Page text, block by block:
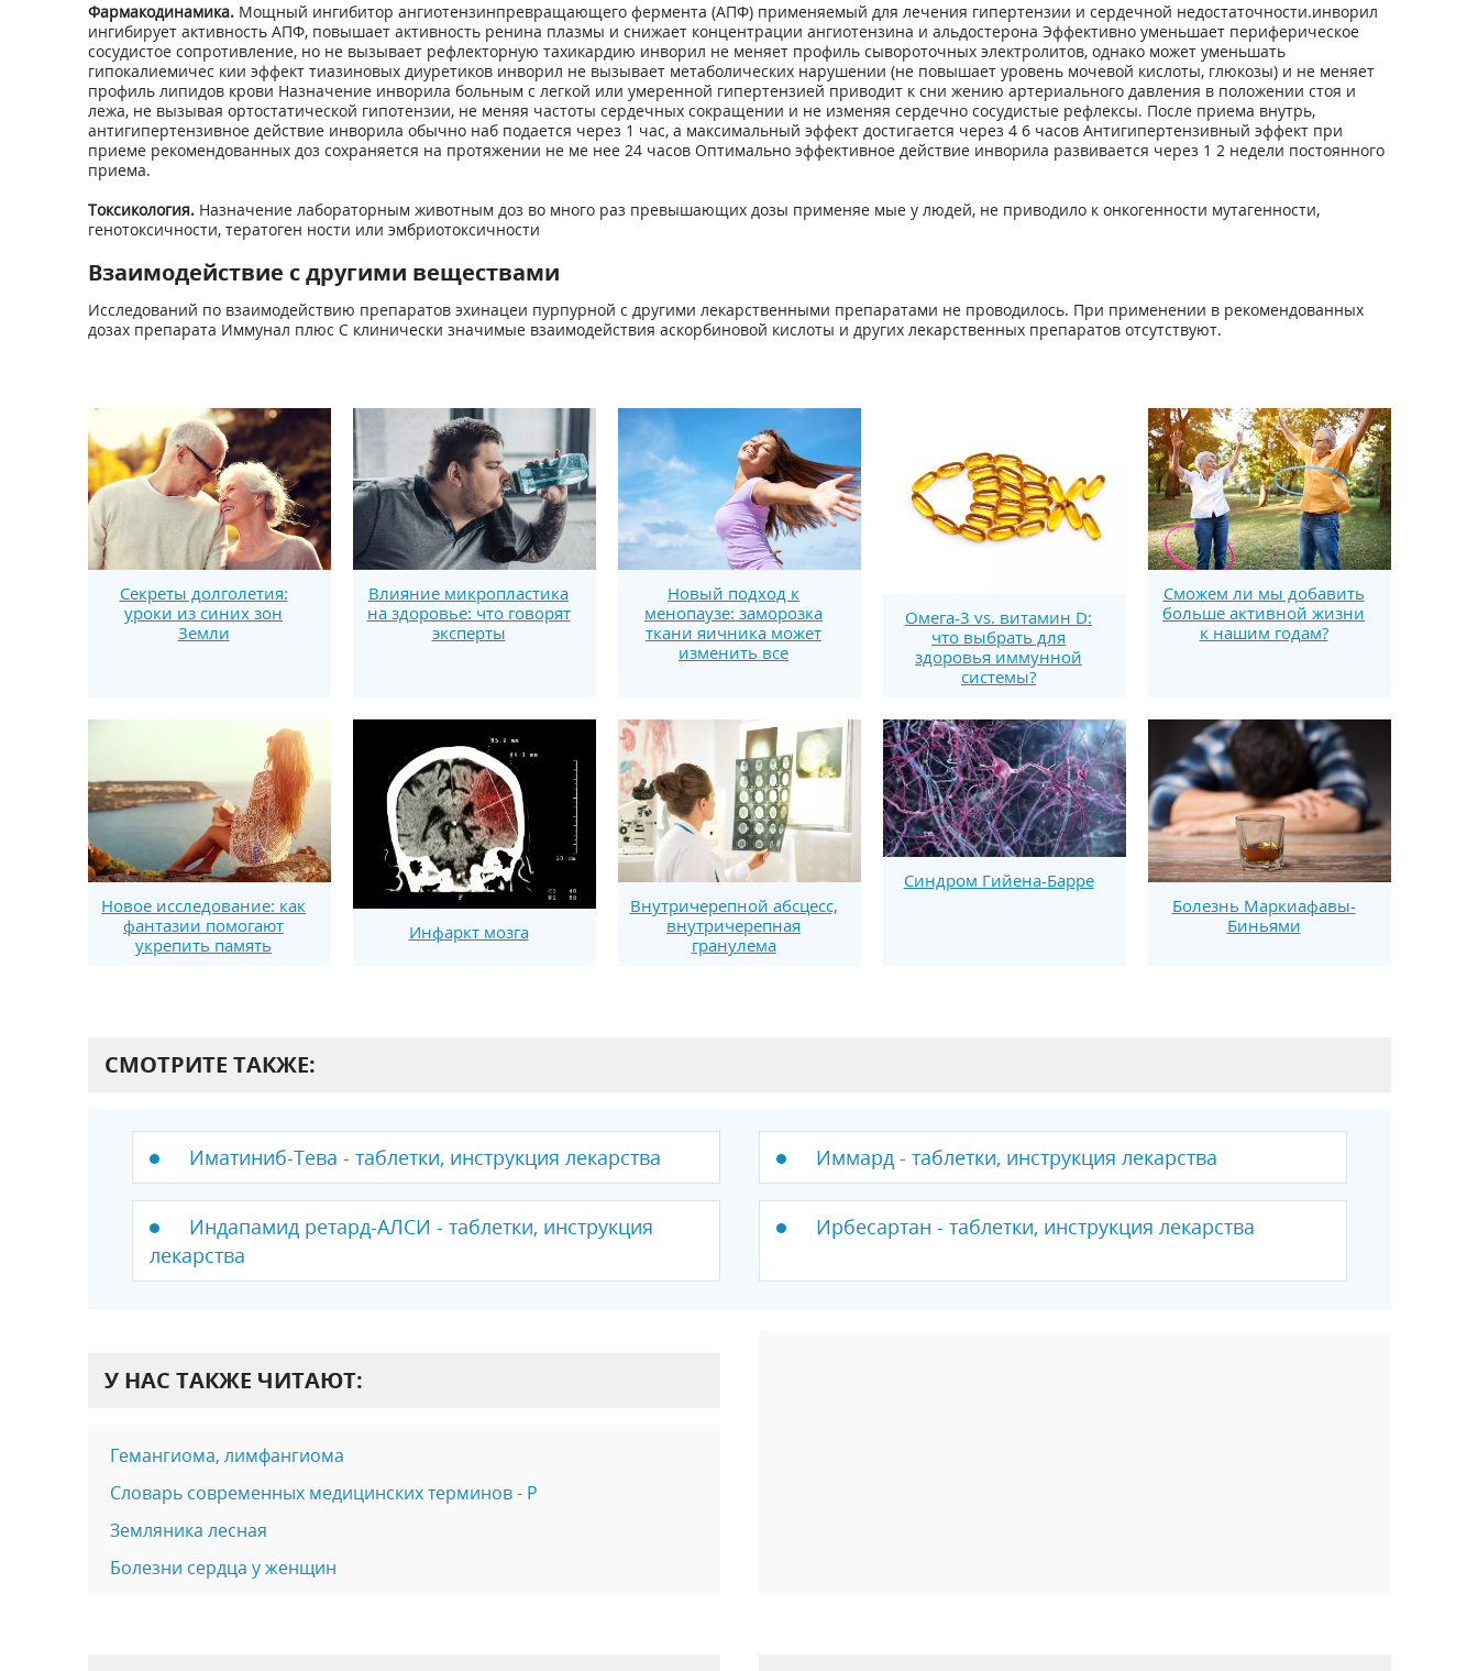
Фармакодинамика. Мощный ингибитор ангиотензинпревращающего фермента (АПФ) применяемый для лечения гипертензии и сердечной недостаточности.инворил
ингибирует активность АПФ, повышает активность ренина плазмы и снижает концентрации ангиотензина и альдостерона Эффективно уменьшает периферическое
сосудистое сопротивление, но не вызывает рефлекторную тахикардию инворил не меняет профиль сывороточных электролитов, однако может уменьшать
гипокалиемичес кии эффект тиазиновых диуретиков инворил не вызывает метаболических нарушении (не повышает уровень мочевой кислоты, глюкозы) и не меняет
профиль липидов крови Назначение инворила больным с легкой или умеренной гипертензией приводит к сни жению артериального давления в положении стоя и
лежа, не вызывая ортостатической гипотензии, не меняя частоты сердечных сокращении и не изменяя сердечно сосудистые рефлексы. После приема внутрь,
антигипертензивное действие инворила обычно наб подается через 1 час, а максимальный эффект достигается через 4 6 часов Антигипертензивный эффект при
приеме рекомендованных доз сохраняется на протяжении не ме нее 24 часов Оптимально эффективное действие инворила развивается через 1 2 недели постоянного
приема.
Токсикология.Назначение лабораторным животным доз во много раз превышающих дозы применяе мые у людей, не приводило к онкогенности мутагенности,
генотоксичности, тератоген ности или эмбриотоксичности
Взаимодействие с другими веществами
Исследований по взаимодействию препаратов эхинацеи пурпурной с другими лекарственными препаратами не проводилось. При применении в рекомендованных
дозах препарата Иммунал плюс С клинически значимые взаимодействия аскорбиновой кислоты и других лекарственных препаратов отсутствуют.
Секреты долголетия:
уроки из синих зон
Земли
Влияние микропластика
на здоровье: что говорят
эксперты
Новый подход к
менопаузе: заморозка
ткани яичника может
изменить все
Омега-3 vs. витамин D:
что выбрать для
здоровья иммунной
системы?
Сможем ли мы добавить
больше активной жизни
к нашим годам?
Новое исследование: как
фантазии помогают
укрепить память
Инфаркт мозга
Внутричерепной абсцесс,
внутричерепная
гранулема
Синдром Гийена-Барре
Болезнь Маркиафавы-
Биньями
СМОТРИТЕ ТАКЖЕ:
Иматиниб-Тева - таблетки, инструкция лекарства Иммард - таблетки, инструкция лекарства
Индапамид ретард-АЛСИ - таблетки, инструкция
лекарства
Ирбесартан - таблетки, инструкция лекарства
У НАС ТАКЖЕ ЧИТАЮТ:
Гемангиома, лимфангиома
Словарь современных медицинских терминов - Р
Земляника лесная
Болезни сердца у женщин